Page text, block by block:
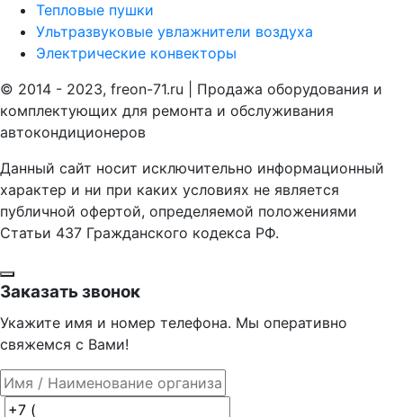
Тепловые пушки
Ультразвуковые увлажнители воздуха
Электрические конвекторы
© 2014 - 2023, freon-71.ru | Продажа оборудования и
комплектующих для ремонта и обслуживания
автокондиционеров
Данный сайт носит исключительно информационный
характер и ни при каких условиях не является
публичной офертой, определяемой положениями
Статьи 437 Гражданского кодекса РФ.
Заказать звонок
Укажите имя и номер телефона. Мы оперативно
свяжемся с Вами!